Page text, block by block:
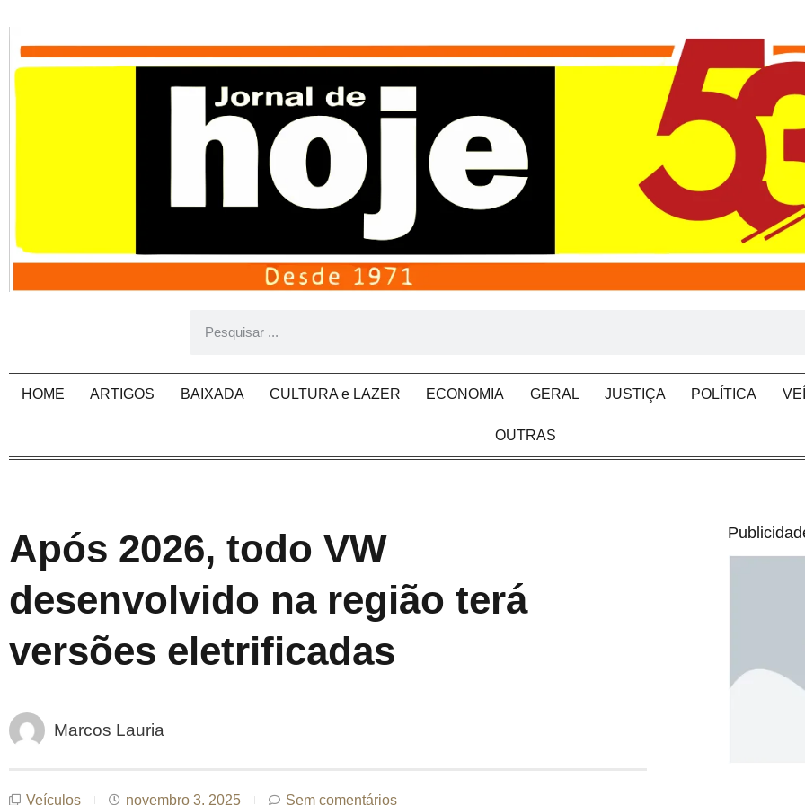
HOME ARTIGOS BAIXADA CULTURA e LAZER ECONOMIA GERAL JUSTIÇA POLÍTICA
OUTRAS
Após 2026, todo VW
desenvolvido na região terá
versões eletrificadas
Marcos Lauria
Veículos novembro 3, 2025 Sem comentários